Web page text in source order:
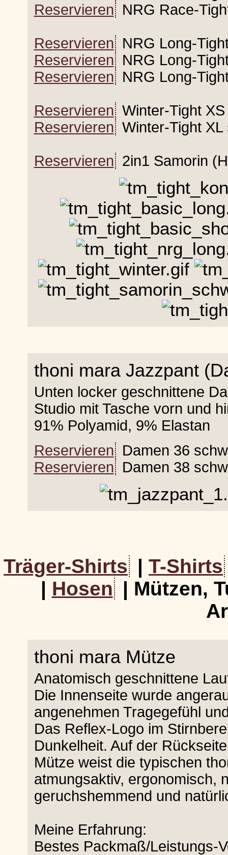
Reservieren NRG Race-
Reservieren NRG Long-
Reservieren NRG Long-
Reservieren NRG Long-
Reservieren Winter-Tight
Reservieren Winter-Tight
Reservieren 2in1 Samorin
thoni mara Jazzpant
Unten locker geschnittene
Studio mit Tasche vorn und
91% Polyamid, 9% Elastan
Reservieren Damen 36
Reservieren Damen 38
Träger-Shirts | T-Shirts
| Hosen | Mützen,
thoni mara Mütze
Anatomisch geschnittene
Die Innenseite wurde
angenehmen Tragegefühl
Das Reflex-Logo im
Dunkelheit. Auf der
Mütze weist die typischen
atmungsaktiv, ergonomisch,
geruchshemmend und
Meine Erfahrung:
Bestes Packmaß/Leistungs-